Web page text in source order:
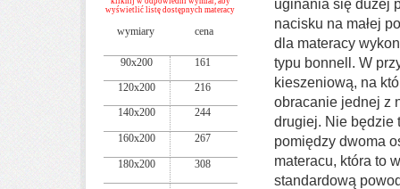
wyświetlić listę dostępnych materacy
wymiary cena
90x200
161
120x200
216
140x200
244
160x200 267
180x200 308
uginania się dużej
nacisku na małej
dla materacy
typu bonnell. W
kieszeniową, na
obracanie jednej z
drugiej. Nie będzie
pomiędzy dwoma
materacu, która to
standardową